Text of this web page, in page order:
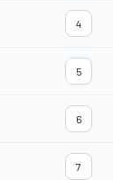
4
5
6
7